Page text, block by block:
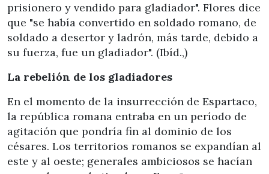
prisionero y vendido para gladiador". Flores dice
que "se había convertido en soldado romano, de
soldado a desertor y ladrón, más tarde, debido a
su fuerza, fue un gladiador". (Ibíd.,)
La rebelión de los gladiadores
En el momento de la insurrección de Espartaco,
la república romana entraba en un período de
agitación que pondría fin al dominio de los
césares. Los territorios romanos se expandían al
este y al oeste; generales ambiciosos se hacían